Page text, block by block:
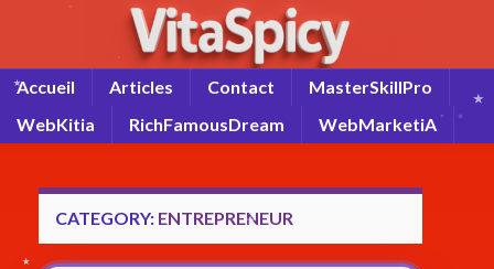
Accueil Articles Contact
MasterSkillPro
WebKitia
RichFamousDream WebMarketiA
CATEGORY: ENTREPRENEUR